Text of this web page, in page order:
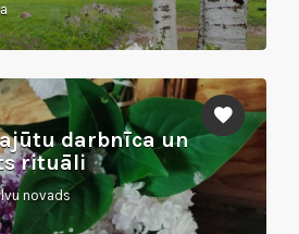
darbnīca un
rituāli
novads